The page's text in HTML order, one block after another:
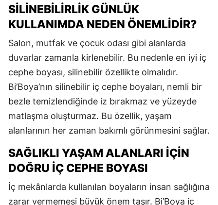
SILINEBILIRLIK GÜNLÜK
KULLANIMDA NEDEN ÖNEMLIDIR?
Salon, mutfak ve çocuk odası gibi alanlarda
duvarlar zamanla kirlenebilir. Bu nedenle en iyi iç
cephe boyası, silinebilir özellikte olmalıdır.
Bi’Boya’nın silinebilir iç cephe boyaları, nemli bir
bezle temizlendiğinde iz bırakmaz ve yüzeyde
matlaşma oluşturmaz. Bu özellik, yaşam
alanlarının her zaman bakımlı görünmesini sağlar.
SAĞLIKLI YAŞAM ALANLARI İÇIN
DOĞRU İÇ CEPHE BOYASI
İç mekânlarda kullanılan boyaların insan sağlığına
zarar vermemesi büyük önem taşır. Bi’Boya iç